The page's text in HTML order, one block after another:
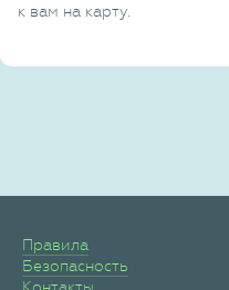
к вам на карту.
Правила
Безопасность